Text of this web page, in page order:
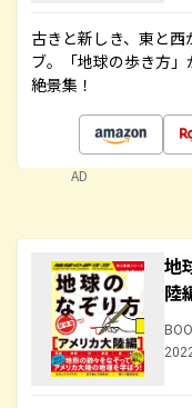
古きと新しき、東と
ブ。「地球の歩き方
絶景集！
AD
地
陸